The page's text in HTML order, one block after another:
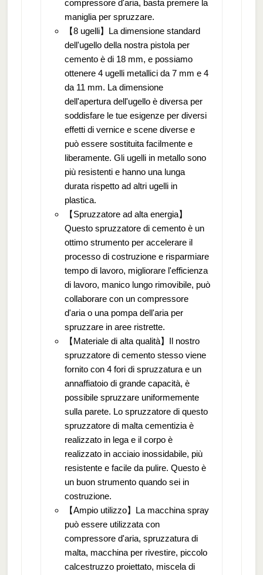
compressore d'aria, basta premere la
maniglia per spruzzare.
【8 ugelli】La dimensione standard
dell'ugello della nostra pistola per
cemento è di 18 mm, e possiamo
ottenere 4 ugelli metallici da 7 mm e 4
da 11 mm. La dimensione
dell'apertura dell'ugello è diversa per
soddisfare le tue esigenze per diversi
effetti di vernice e scene diverse e
può essere sostituita facilmente e
liberamente. Gli ugelli in metallo sono
più resistenti e hanno una lunga
durata rispetto ad altri ugelli in
plastica.
【Spruzzatore ad alta energia】
Questo spruzzatore di cemento è un
ottimo strumento per accelerare il
processo di costruzione e risparmiare
tempo di lavoro, migliorare l'efficienza
di lavoro, manico lungo rimovibile, può
collaborare con un compressore
d'aria o una pompa dell'aria per
spruzzare in aree ristrette.
【Materiale di alta qualità】Il nostro
spruzzatore di cemento stesso viene
fornito con 4 fori di spruzzatura e un
annaffiatoio di grande capacità, è
possibile spruzzare uniformemente
sulla parete. Lo spruzzatore di questo
spruzzatore di malta cementizia è
realizzato in lega e il corpo è
realizzato in acciaio inossidabile, più
resistente e facile da pulire. Questo è
un buon strumento quando sei in
costruzione.
【Ampio utilizzo】La macchina spray
può essere utilizzata con
compressore d'aria, spruzzatura di
malta, macchina per rivestire, piccolo
calcestruzzo proiettato, miscela di